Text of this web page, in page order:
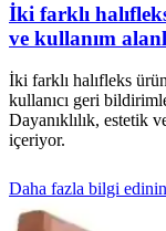
İki farklı
ve kullanım
İki farklı halıfleks
kullanıcı geri
Dayanıklılık, estetik
içeriyor.
Daha fazla bilgi edinin